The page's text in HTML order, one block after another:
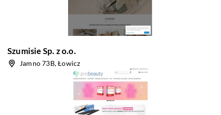
Szumisie Sp. z o.o.
Jamno 73B, Łowicz